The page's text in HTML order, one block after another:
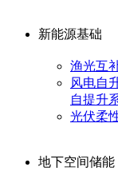
新能源基础
渔光互
风电自
自提升
光伏柔
地下空间储能